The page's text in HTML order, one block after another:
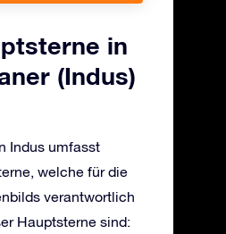
in
(Indus)
Indus umfasst
welche für die
verantwortlich
Hauptsterne sind: